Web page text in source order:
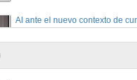
21 de out. de 2022